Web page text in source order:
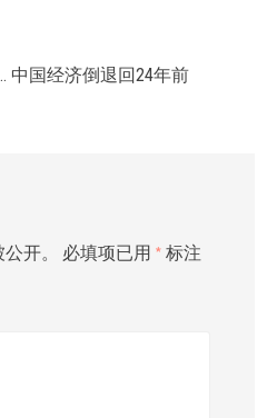
中国经济倒退回24年前
开。 必填项已用 * 标注